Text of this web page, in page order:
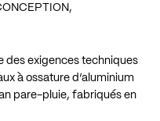
des exigences techniques
à ossature d’aluminium
pare-pluie, fabriqués en